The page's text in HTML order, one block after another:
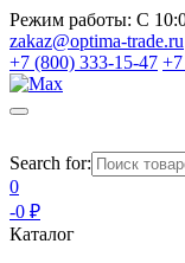
Режим работы: С
zakaz@optima-trade.ru
+7 (800) 333-15-47
Search for:
0
-0 ₽
Каталог